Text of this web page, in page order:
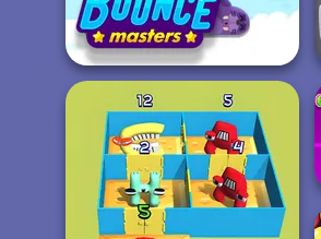
Bouncemasters